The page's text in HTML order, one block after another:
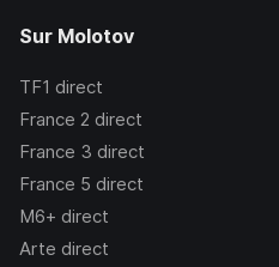
Sur Molotov
TF1 direct
France 2 direct
France 3 direct
France 5 direct
M6+ direct
Arte direct